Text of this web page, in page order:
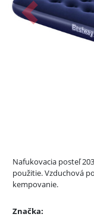
Predchádzajúci
Nafukovacia posteľ
použitie. Vzduchová
kempovanie.
Značka: